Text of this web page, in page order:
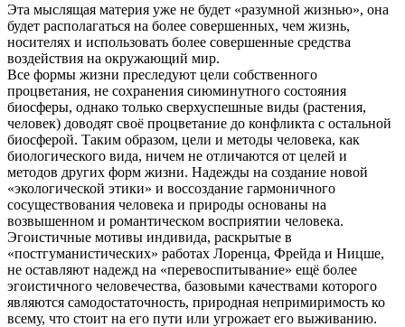
Эта мыслящая материя уже не будет «разумной жизнью», она
будет располагаться на более совершенных, чем жизнь,
носителях и использовать более совершенные средства
воздействия на окружающий мир.
Все формы жизни преследуют цели собственного
процветания, не сохранения сиюминутного состояния
биосферы, однако только сверхуспешные виды (растения,
человек) доводят своё процветание до конфликта с остальной
биосферой. Таким образом, цели и методы человека, как
биологического вида, ничем не отличаются от целей и
методов других форм жизни. Надежды на создание новой
«экологической этики» и воссоздание гармоничного
сосуществования человека и природы основаны на
возвышенном и романтическом восприятии человека.
Эгоистичные мотивы индивида, раскрытые в
«постгуманистических» работах Лоренца, Фрейда и Ницше,
не оставляют надежд на «перевоспитывание» ещё более
эгоистичного человечества, базовыми качествами которого
являются самодостаточность, природная непримиримость ко
всему, что стоит на его пути или угрожает его выживанию.